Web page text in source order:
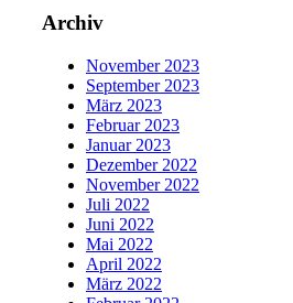
Archiv
November 2023
September 2023
März 2023
Februar 2023
Januar 2023
Dezember 2022
November 2022
Juli 2022
Juni 2022
Mai 2022
April 2022
März 2022